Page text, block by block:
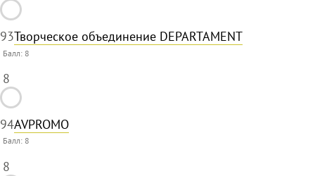
93Творческое объединение DEPARTAMENT
Балл: 8
8
94AVPROMO
Балл: 8
8